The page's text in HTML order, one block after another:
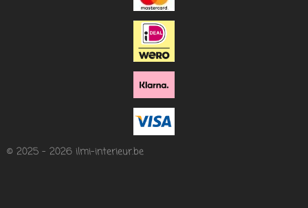
© 2025 - 2026 ilmi-interieur.be